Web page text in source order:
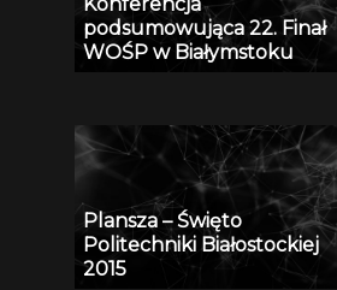
podsumowująca 22. Finał
WOŚP w Białymstoku
Plansza – Święto
Politechniki Białostockiej
2015